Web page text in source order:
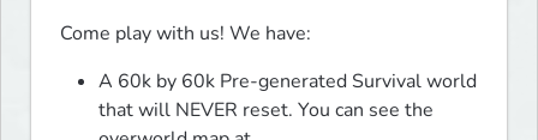
Come play with us! We have:
A 60k by 60k Pre-generated Survival world
that will NEVER reset. You can see the